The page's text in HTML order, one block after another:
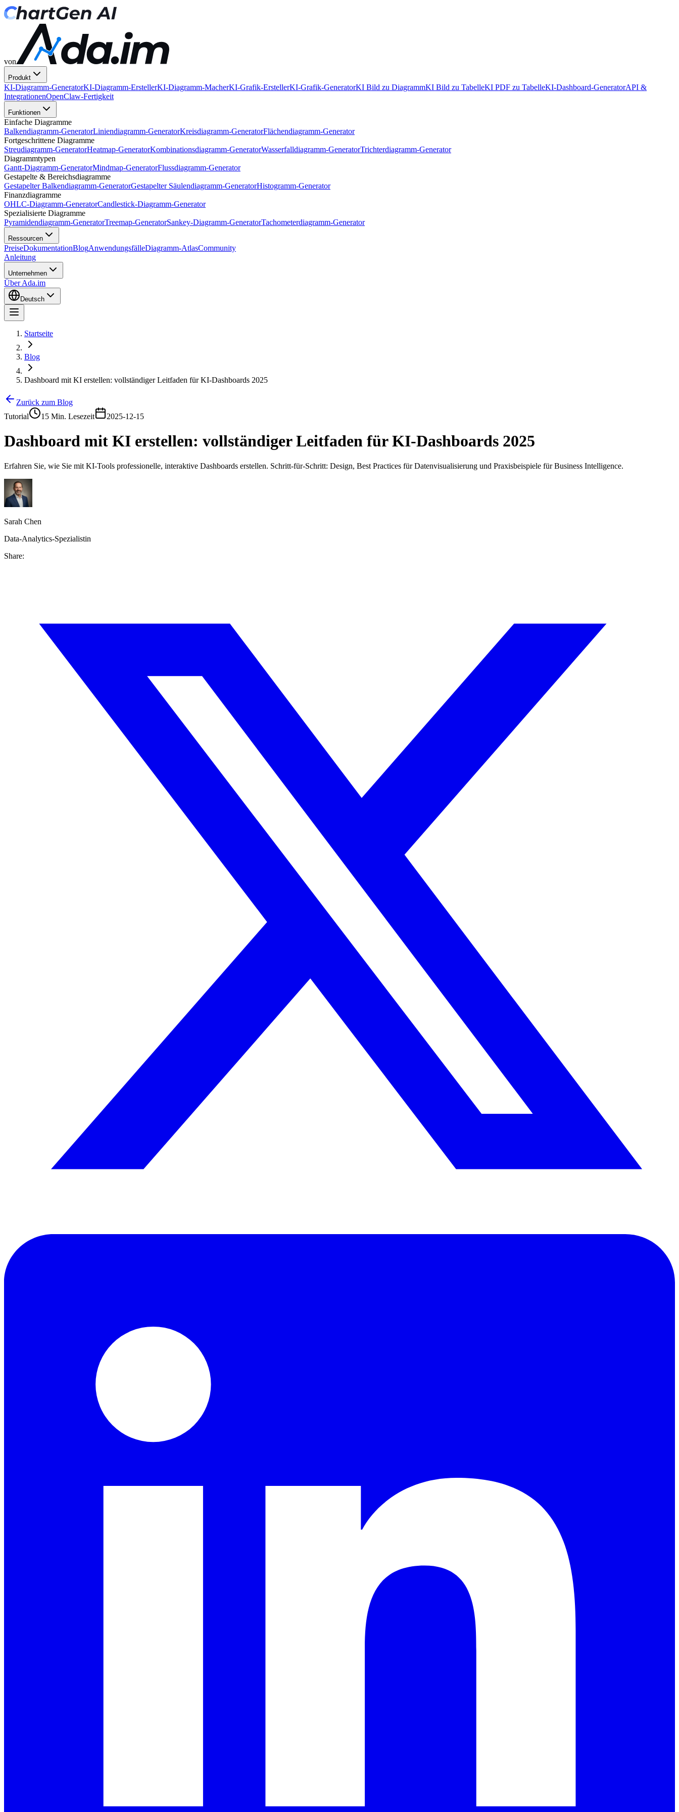
von
Produkt
KI-Diagramm-GeneratorKI-Diagramm-ErstellerKI-Diagramm-MacherKI-Grafik-ErstellerKI-Grafik-GeneratorKI Bild zu DiagrammKI Bild zu TabelleKI PDF zu TabelleKI-Dashboard-GeneratorAPI &
IntegrationenOpenClaw-Fertigkeit
Funktionen
Einfache Diagramme
Balkendiagramm-GeneratorLiniendiagramm-GeneratorKreisdiagramm-GeneratorFlächendiagramm-Generator
Fortgeschrittene Diagramme
Streudiagramm-GeneratorHeatmap-GeneratorKombinationsdiagramm-GeneratorWasserfalldiagramm-GeneratorTrichterdiagramm-Generator
Diagrammtypen
Gantt-Diagramm-GeneratorMindmap-GeneratorFlussdiagramm-Generator
Gestapelte & Bereichsdiagramme
Gestapelter Balkendiagramm-GeneratorGestapelter Säulendiagramm-GeneratorHistogramm-Generator
Finanzdiagramme
OHLC-Diagramm-GeneratorCandlestick-Diagramm-Generator
Spezialisierte Diagramme
Pyramidendiagramm-GeneratorTreemap-GeneratorSankey-Diagramm-GeneratorTachometerdiagramm-Generator
Ressourcen
PreiseDokumentationBlogAnwendungsfälleDiagramm-AtlasCommunity
Anleitung
Unternehmen
Über Ada.im
Deutsch
Startseite
Blog
Dashboard mit KI erstellen: vollständiger Leitfaden für KI-Dashboards 2025
Zurück zum Blog
Tutorial
15 Min. Lesezeit 2025-12-15
Dashboard mit KI erstellen: vollständiger Leitfaden für KI-Dashboards 2025
Erfahren Sie, wie Sie mit KI-Tools professionelle, interaktive Dashboards erstellen. Schritt-für-Schritt: Design, Best Practices für Datenvisualisierung und Praxisbeispiele für Business Intelligence.
Sarah Chen
Data-Analytics-Spezialistin
Share: